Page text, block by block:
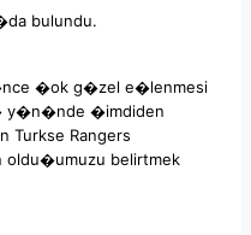
bulundu.
�ok g�zel e�lenmesi
y�n�nde �imdiden
Turkse Rangers
belirtmek